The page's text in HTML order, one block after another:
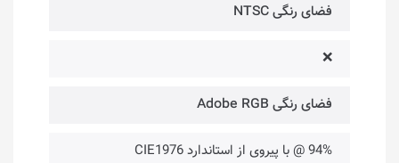
فضای رنگی NTSC
❌
فضای رنگی Adobe RGB
94% @ با پیروی از استاندارد CIE1976